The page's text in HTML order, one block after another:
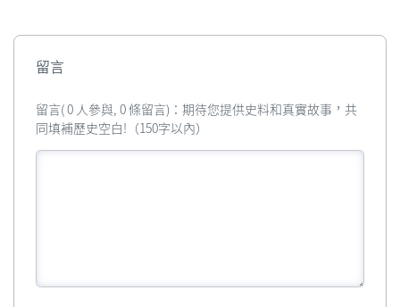
留言
留言( 0 人參與, 0 條留言)：期待您提供史料和真實故事，共
同填補歷史空白!（150字以內）